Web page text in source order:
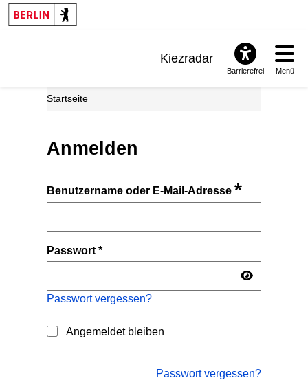
Kiezradar
Barrierefrei Menü
Startseite
Anmelden
Benutzername oder E-Mail-Adresse*
Passwort*
Passwort vergessen?
Angemeldet bleiben
Passwort vergessen?